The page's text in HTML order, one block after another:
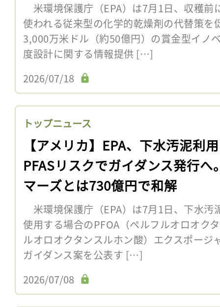
米環境保護庁（EPA）は7月1日、収穫前
使われる従来型の化学的乾燥剤の代替策を
3,000万米ドル（約50億円）の賞金型イノ
度設計に関する情報提供 […]
2026/07/18
トップニュース
【アメリカ】EPA、下水汚泥利
PFASリスクでガイダンス発行へ
マーズとは730億円で和解
米環境保護庁（EPA）は7月1日、下水汚
使用する場合のPFOA（ペルフルオロオク
ルオロオクタンスルホン酸）エクスポージ
ガイダンス案を公表す […]
2026/07/08